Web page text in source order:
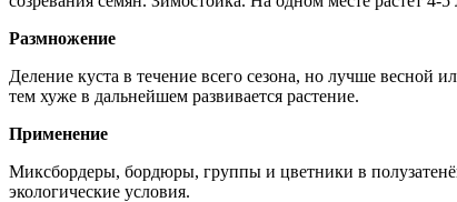
Размножение
Деление куста в течение всего сезона, но лучше
тем хуже в дальнейшем развивается растение.
Применение
Миксбордеры, бордюры, группы и цветники в
экологические условия.